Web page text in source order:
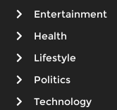
Entertainment
Health
Lifestyle
Politics
Technology